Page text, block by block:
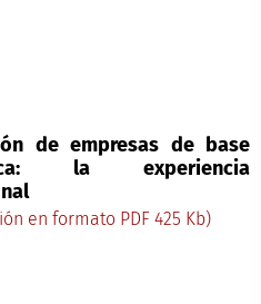
de empresas de base
la experiencia
en formato PDF 425 Kb)